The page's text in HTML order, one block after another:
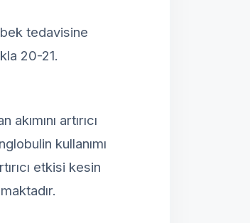
tedavisine
20-21.
artırıcı
kullanımı
etkisi kesin